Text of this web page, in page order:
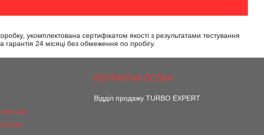
укомплектована сертифікатом якості з результатами тестування
гарантія 24 місяці без обмеження по пробігу.
Відділ продажу TURBO EXPERT